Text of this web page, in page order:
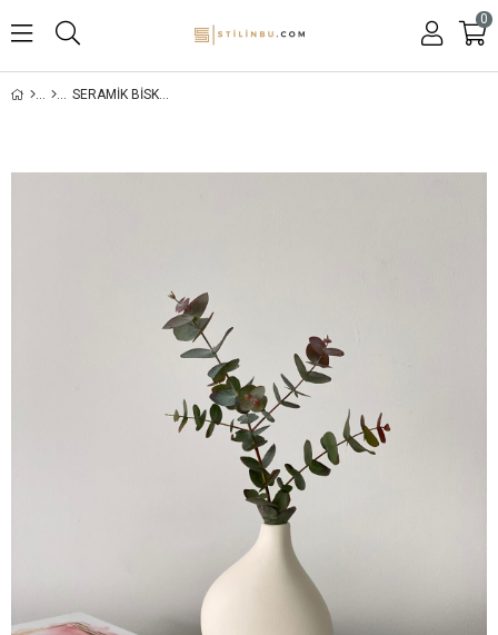
0
SERAMIK BISKÜVI MUSSEL VAZO(5 ADET)